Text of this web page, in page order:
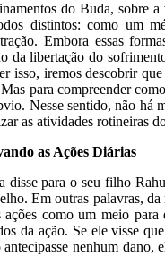
do Buda, sobre
distintos: como um
Embora essas
da libertação do
isso, iremos descobrir
para compreender
Nesse sentido, não há
as atividades rotineiras
as Ações Diárias
disse para o seu filho
Em outras palavras,
ações como um meio
da ação. Se ele visse
antecipasse nenhum dano,